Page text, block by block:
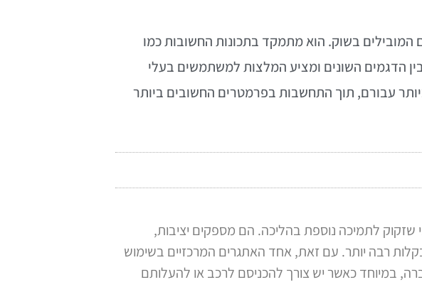
בשוק. הוא מתמקד בתכונות החשובות כמו
הדגמים השונים ומציע המלצות למשתמשים בעלי
עבורם, תוך התחשבות בפרמטרים החשובים ביותר
שזקוק לתמיכה נוספת בהליכה. הם מספקים יציבות,
רבה יותר. עם זאת, אחד האתגרים המרכזיים בשימוש
במיוחד כאשר יש צורך להכניסם לרכב או להעלותם